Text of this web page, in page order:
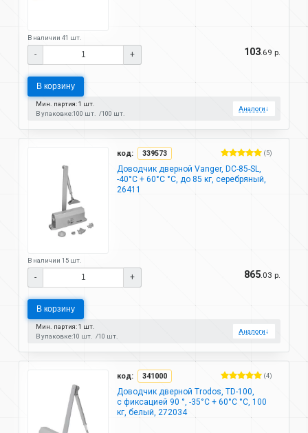
В наличии 41 шт.
- + 103 .69 р.
В корзину
Мин. партия: 1 шт.
В упаковке:100 шт. 100 шт.
Аналоги↓
код: 339573 (5)
Доводчик дверной Vanger, DC-85-SL,
-40°C + 60°C °C, до 85 кг, серебряный,
26411
В наличии 15 шт.
- + 865 .03 р.
В корзину
Мин. партия: 1 шт.
В упаковке:10 шт. 10 шт.
Аналоги↓
код: 341000 (4)
Доводчик дверной Trodos, TD-100,
с фиксацией 90 °, -35°C + 60°C °C, 100
кг, белый, 272034